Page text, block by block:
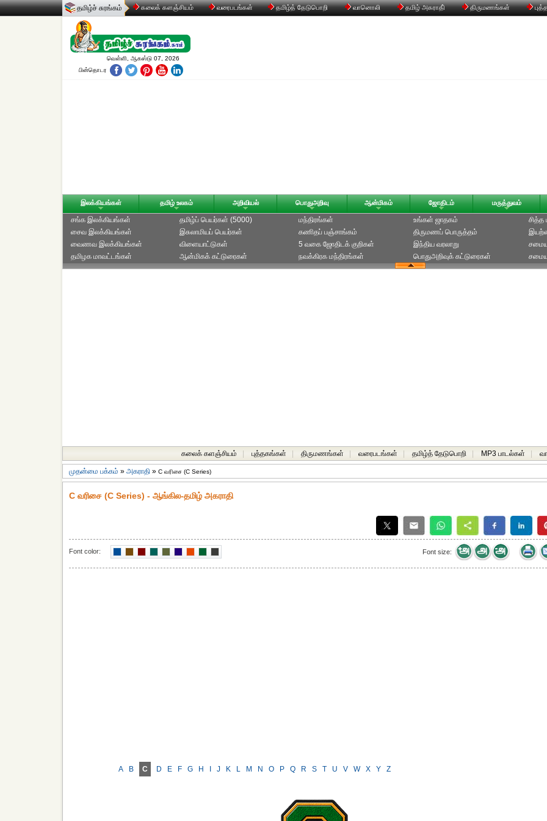
தமிழ்ச் சுரங்கம் கலைக் களஞ்சியம் வரைபடங்கள் தமிழ்த் தேடுபொறி வானொலி தமிழ் அகராதி் திருமணங்கள்
வெள்ளி, ஆகஸ்டு 07, 2026
பின்தொடர
இலக்கியங்கள் தமிழ் உலகம் அறிவியல் பொதுஅறிவு ஆன்மிகம் ஜோதிடம் மருத்துவம்
சங்க இலக்கியங்கள்
சைவ இலக்கியங்கள்
வைணவ இலக்கியங்கள்
தமிழக மாவட்டங்கள்
தமிழ்ப் பெயர்கள் (5000)
இசுலாமியப் பெயர்கள்
விளையாட்டுகள்
ஆன்மிகக் கட்டுரைகள்
மந்திரங்கள்
கணிதப் பஞ்சாங்கம்
5 வகை ஜோதிடக் குறிகள்
நவக்கிரக மந்திரங்கள்
உங்கள் ஜாதகம்
திருமணப் பொருத்தம்
இந்திய வரலாறு
பொதுஅறிவுக் கட்டுரைகள்
சித்த
கலைக் களஞ்சியம் புத்தகங்கள் திருமணங்கள் வரைபடங்கள் தமிழ்த் தேடுபொறி MP3 பாடல்கள்
முதன்மை பக்கம் » அகராதி » C வரிசை (C Series)
C வரிசை (C Series) - ஆங்கில-தமிழ் அகராதி
Font color: Font size:
A B C D E F G H J K L M N O P Q R S T U V W X Y Z